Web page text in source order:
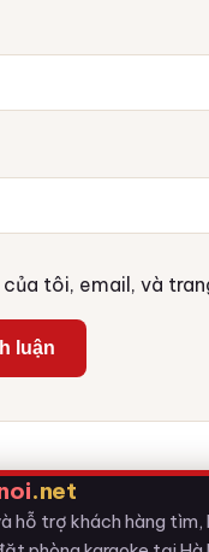
của tôi, email, và
.net
hỗ trợ khách hàng tìm,